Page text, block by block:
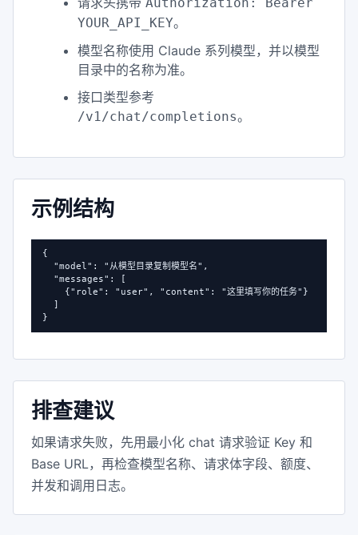
YOUR_API_KEY。
模型名称使用 Claude 系列模型，并以模型
目录中的名称为准。
接口类型参考
/v1/chat/completions。
示例结构
{
  "model": "从模型目录复制模型名",
  "messages": [
    {"role": "user", "content": "这里填写你的任务"}
  ]
}
排查建议
如果请求失败，先用最小化 chat 请求验证 Key 和
Base URL，再检查模型名称、请求体字段、额度、
并发和调用日志。